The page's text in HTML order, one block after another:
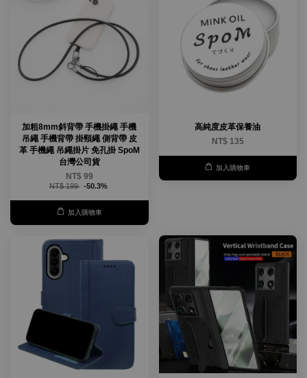
加粗8mm斜背帶 手機掛繩 手機
吊繩 手機背帶 掛頸繩 側背帶 皮
革 手機繩 吊繩掛片 免孔掛 SpoM
台灣公司貨
NT$ 99
NT$ 199 -50.3%
加入購物車
高純度皮革保養油
NT$ 135
加入購物車